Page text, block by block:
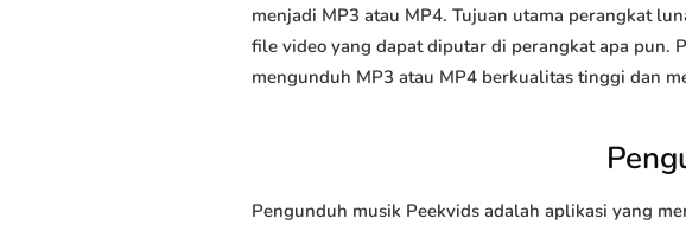
menjadi MP3 atau MP4. Tujuan utama perangkat
file video yang dapat diputar di perangkat apa pun.
mengunduh MP3 atau MP4 berkualitas tinggi dan
Pengunduh musik Peekvids adalah aplikasi yang